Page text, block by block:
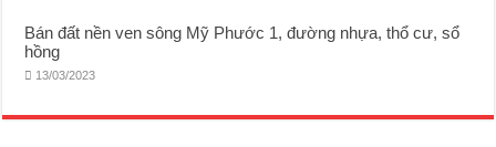
Bán đất nền ven sông Mỹ Phước 1, đường nhựa, thổ cư, sổ
hồng
13/03/2023